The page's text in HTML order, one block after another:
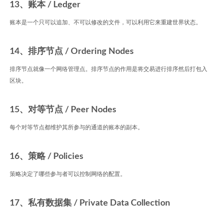
13、账本 / Ledger
账本是一个只可以追加、不可以修改的文件，可以利用它来重建世界状态。
14、排序节点 / Ordering Nodes
排序节点就像一个网络管理点。排序节点的作用是将交易进行排序然后打包入
区块。
15、对等节点 / Peer Nodes
每个对等节点都维护其所参与的通道的账本的副本。
16、策略 / Policies
策略决定了哪些参与者可以控制网络的配置。
17、私有数据集 / Private Data Collection